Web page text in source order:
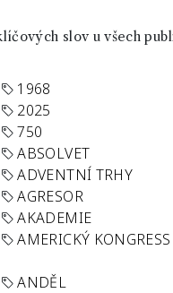
slov u všech
1968
2025
750
ABSOLVET
ADVENTNÍ TRHY
AGRESOR
AKADEMIE
AMERICKÝ KONGRESS
ANDĚL